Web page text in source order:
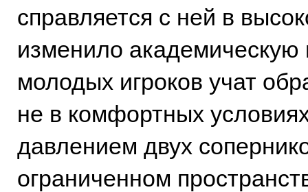
справляется с ней в
изменило академическую
молодых игроков учат
не в комфортных
давлением двух
ограниченном